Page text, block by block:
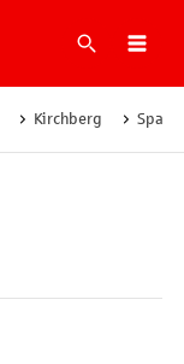
Suche
Kirchberg